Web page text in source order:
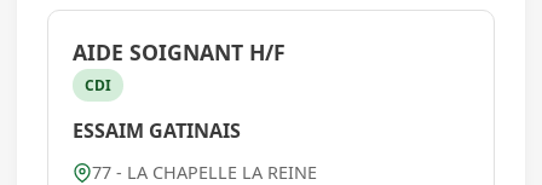
AIDE SOIGNANT H/F
CDI
ESSAIM GATINAIS
77 - LA CHAPELLE LA REINE